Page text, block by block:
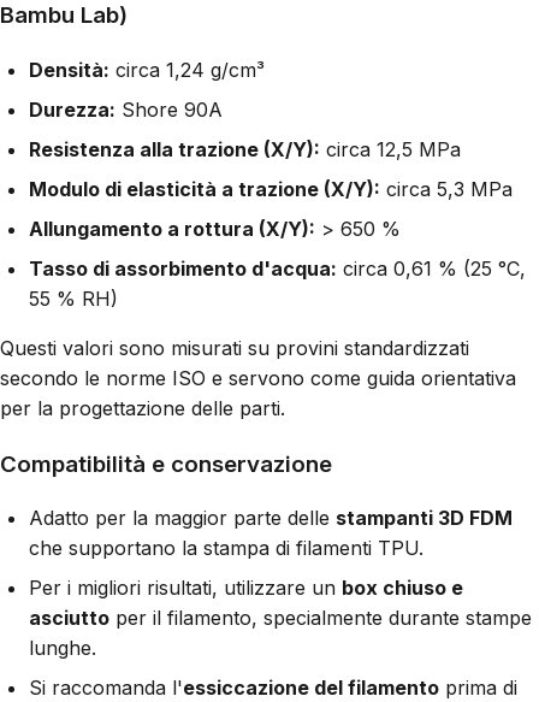
Bambu Lab)
Densità: circa 1,24 g/cm³
Durezza: Shore 90A
Resistenza alla trazione (X/Y): circa 12,5 MPa
Modulo di elasticità a trazione (X/Y): circa 5,3 MPa
Allungamento a rottura (X/Y): > 650 %
Tasso di assorbimento d'acqua: circa 0,61 % (25 °C,
55 % RH)
Questi valori sono misurati su provini standardizzati
secondo le norme ISO e servono come guida orientativa
per la progettazione delle parti.
Compatibilità e conservazione
Adatto per la maggior parte delle stampanti 3D FDM
che supportano la stampa di filamenti TPU.
Per i migliori risultati, utilizzare un box chiuso e
asciutto per il filamento, specialmente durante stampe
lunghe.
Si raccomanda l'essiccazione del filamento prima di